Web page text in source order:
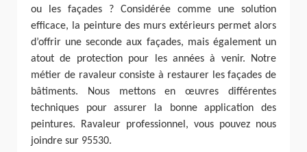
ou les façades ? Considérée comme une solution
efficace, la peinture des murs extérieurs permet alors
d’offrir une seconde aux façades, mais également un
atout de protection pour les années à venir. Notre
métier de ravaleur consiste à restaurer les façades de
bâtiments. Nous mettons en œuvres différentes
techniques pour assurer la bonne application des
peintures. Ravaleur professionnel, vous pouvez nous
joindre sur 95530.